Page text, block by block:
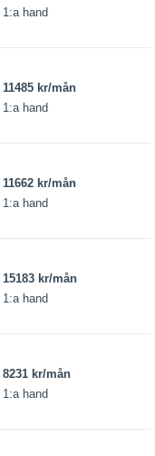
1:a hand
11485 kr/mån
1:a hand
11662 kr/mån
1:a hand
15183 kr/mån
1:a hand
8231 kr/mån
1:a hand